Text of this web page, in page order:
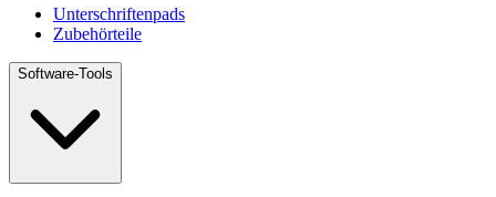
Unterschriftenpads
Zubehörteile
Software-Tools